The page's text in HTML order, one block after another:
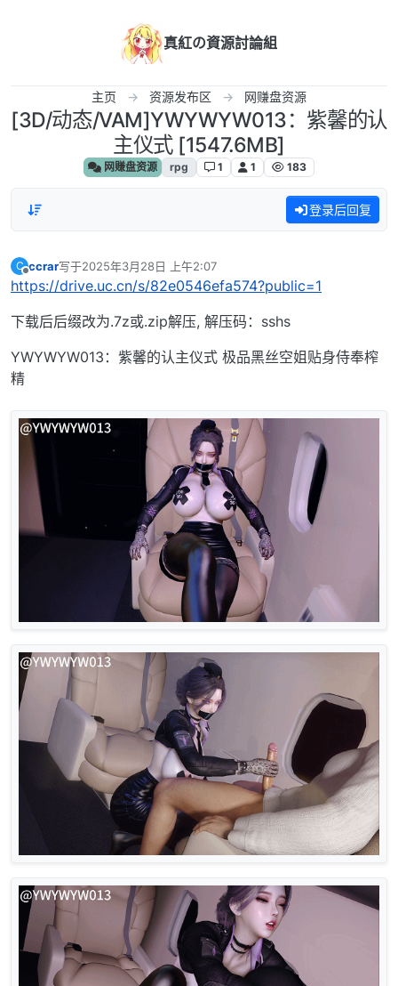
真紅の資源討論組
主页 资源发布区 网赚盘资源
[3D/动态/VAM]YWYWYW013：紫馨的认
主仪式 [1547.6MB]
网赚盘资源 rpg 1 1 183
登录后回复
C
离线
ccrar写于2025年3月28日 上午2:07
最后由 编辑
https://drive.uc.cn/s/82e0546efa574?public=1
下载后后缀改为.7z或.zip解压, 解压码：sshs
YWYWYW013：紫馨的认主仪式 极品黑丝空姐贴身侍奉榨
精